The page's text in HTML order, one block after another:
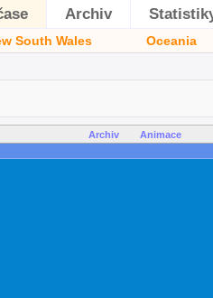
Archiv
South Wales Oceania
Archiv Animace